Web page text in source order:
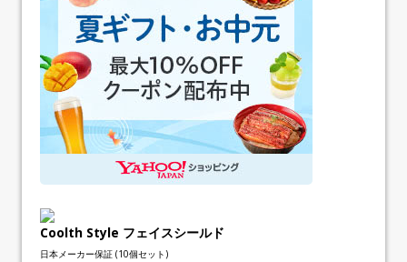
Coolth Style フェイスシールド
日本メーカー保証 (10個セット)